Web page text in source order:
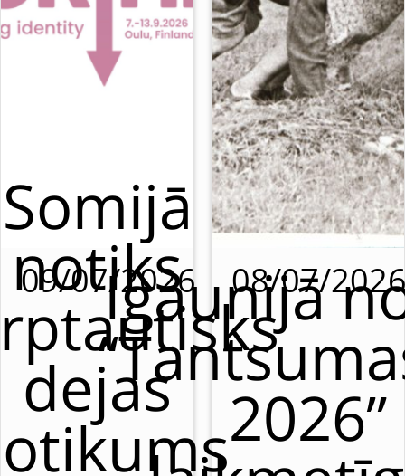
09/07/2026
Somijā
notiks
dejas
08/07/
Igaunijā
2026”